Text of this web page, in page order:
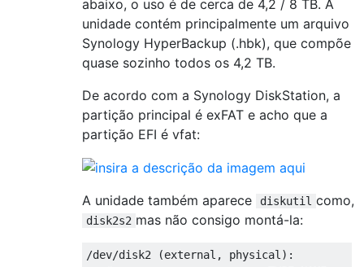
abaixo, o uso é de cerca de 4,2 / 8 TB. A
unidade contém principalmente um arquivo
Synology HyperBackup (.hbk), que compõe
quase sozinho todos os 4,2 TB.
De acordo com a Synology DiskStation, a
partição principal é exFAT e acho que a
partição EFI é vfat:
A unidade também aparece diskutil como,
disk2s2 mas não consigo montá-la:
/dev/disk2 (external, physical):